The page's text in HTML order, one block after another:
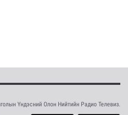
Үндэсний Олон Нийтийн Радио Телевиз.